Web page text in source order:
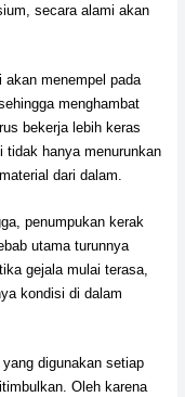
secara alami akan
akan menempel pada
menghambat
bekerja lebih keras
hanya menurunkan
dari dalam.
penumpukan kerak
utama turunnya
gejala mulai terasa,
kondisi di dalam
digunakan setiap
Oleh karena